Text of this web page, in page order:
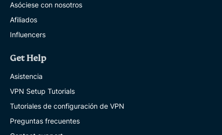
Asóciese con nosotros
Afiliados
Influencers
Get Help
Asistencia
VPN Setup Tutorials
Tutoriales de configuración de VPN
Preguntas frecuentes